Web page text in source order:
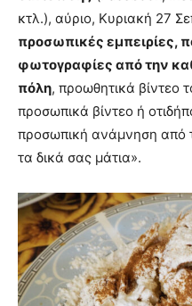
κτλ.), αύριο, Κυριακή 27
προσωπικές εμπειρίες,
φωτογραφίες από την
πόλη, προωθητικά βίντεο
προσωπικά βίντεο ή
προσωπική ανάμνηση από
τα δικά σας μάτια».